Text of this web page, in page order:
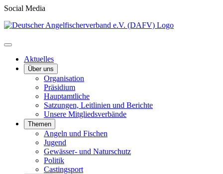
Social Media
Aktuelles
Über uns
Organisation
Präsidium
Hauptamtliche
Satzungen, Leitlinien und Berichte
Unsere Mitgliedsverbände
Themen
Angeln und Fischen
Jugend
Gewässer- und Naturschutz
Politik
Castingsport